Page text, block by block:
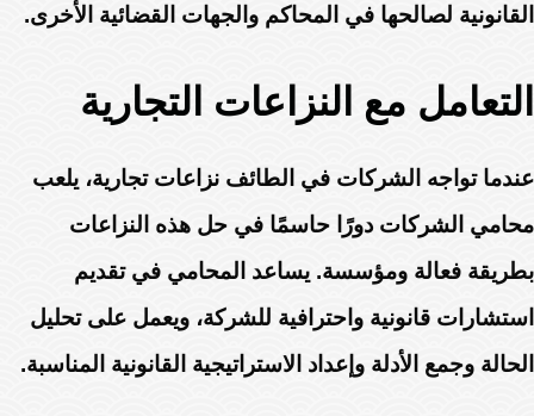
القانونية لصالحها في المحاكم والجهات القضائية الأخرى.
التعامل مع النزاعات التجارية
عندما تواجه الشركات في الطائف نزاعات تجارية، يلعب
محامي الشركات دورًا حاسمًا في حل هذه النزاعات
بطريقة فعالة ومؤسسة. يساعد المحامي في تقديم
استشارات قانونية واحترافية للشركة، ويعمل على تحليل
الحالة وجمع الأدلة وإعداد الاستراتيجية القانونية المناسبة.